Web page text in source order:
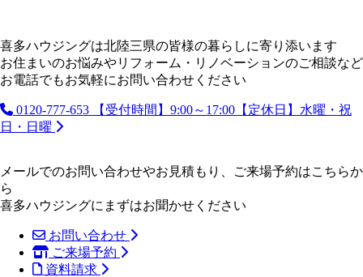
喜多ハウジングは北陸三県の皆様の暮らしに寄り添います
お住まいのお悩みやリフォーム・リノベーションのご相談など
お電話でもお気軽にお問い合わせください
0120-777-653
【受付時間】9:00～17:00【定休日】水曜・祝
日・日曜
メールでのお問い合わせやお見積もり、ご来場予約はこちらか
ら
喜多ハウジングにまずはお聞かせください
お問い合わせ
ご来場予約
資料請求